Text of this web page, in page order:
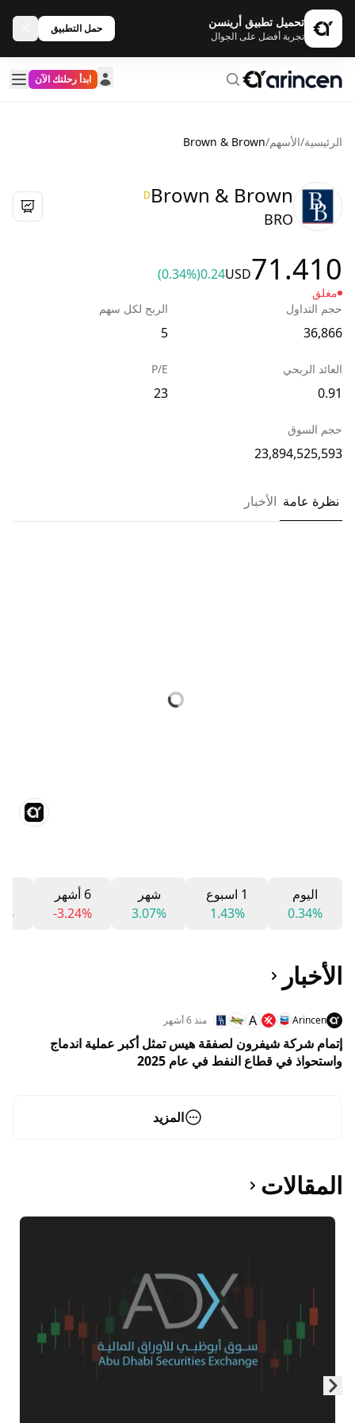
تحميل تطبيق أرينسن
تجربة أفضل على الجوال
حمل التطبيق
ابدأ رحلتك الآن
الرئيسية/الأسهم/
Brown & Brown
Brown & Brown
D
BRO
71.410
USD
0.24
(0.34%)
مغلق
حجم التداول
36,866
الربح لكل سهم
5
العائد الربحي
0.91
P/E
23
حجم السوق
23,894,525,593
نظرة عامة الأخبار
اليوم
0.34%
1 اسبوع
1.43%
شهر
3.07%
6 أشهر
-3.24%
الأخبار
Arincen
A منذ 6 أشهر
إتمام شركة شيفرون لصفقة هيس تمثل أكبر عملية اندماج
واستحواذ في قطاع النفط في عام 2025
المزيد
المقالات